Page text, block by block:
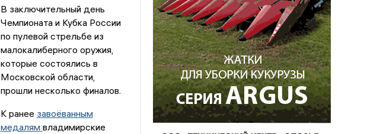
В заключительный день
Чемпионата и Кубка России
по пулевой стрельбе из
малокалиберного оружия,
которые состоялись в
Московской области,
прошли несколько финалов.
К ранее завоёванным
медалям владимирские